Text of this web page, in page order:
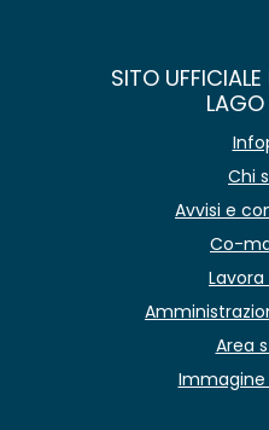
SITO
Chi
Avvisi e
Co-
Area